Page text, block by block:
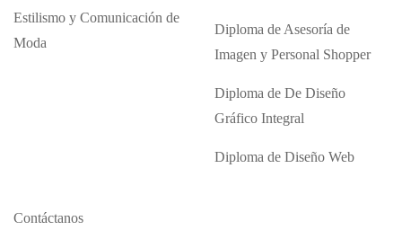
Estilismo y Comunicación de
Moda
Diploma de Asesoría de
Imagen y Personal Shopper
Diploma de De Diseño
Gráfico Integral
Diploma de Diseño Web
Contáctanos